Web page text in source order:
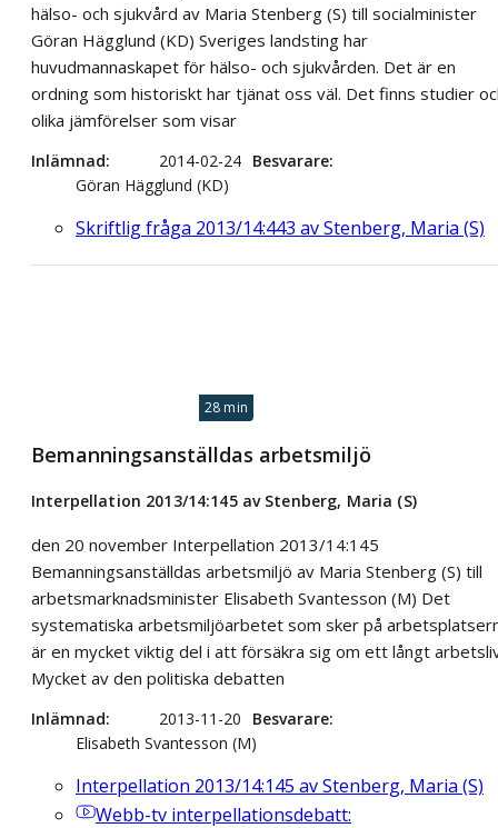
hälso- och sjukvård av Maria Stenberg (S) till socialminister
Göran Hägglund (KD) Sveriges landsting har
huvudmannaskapet för hälso- och sjukvården. Det är en
ordning som historiskt har tjänat oss väl. Det finns studier
olika jämförelser som visar
Inlämnad 2014-02-24 Besvarare
Göran Hägglund (KD)
Skriftlig fråga 2013/14:443 av Stenberg, Maria (S)
28 min
Bemanningsanställdas arbetsmiljö
Interpellation 2013/14:145 av Stenberg, Maria (S)
den 20 november Interpellation 2013/14:145
Bemanningsanställdas arbetsmiljö av Maria Stenberg (S) till
arbetsmarknadsminister Elisabeth Svantesson (M) Det
systematiska arbetsmiljöarbetet som sker på
är en mycket viktig del i att försäkra sig om ett långt
Mycket av den politiska debatten
Inlämnad 2013-11-20
Besvarare
Elisabeth Svantesson (M)
Interpellation 2013/14:145 av Stenberg, Maria (S)
Webb-tv interpellationsdebatt: